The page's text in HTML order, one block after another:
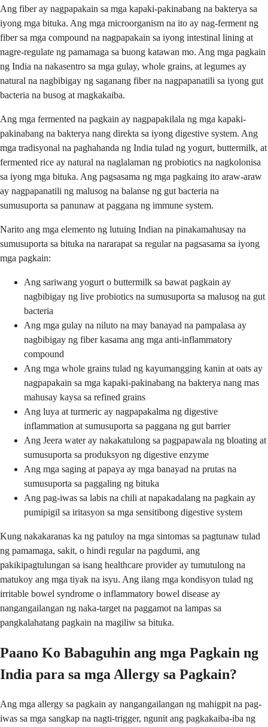
Ang fiber ay nagpapakain sa mga kapaki-pakinabang na bakterya sa
iyong mga bituka. Ang mga microorganism na ito ay nag-ferment ng
fiber sa mga compound na nagpapakain sa iyong intestinal lining at
nagre-regulate ng pamamaga sa buong katawan mo. Ang mga pagkain
ng India na nakasentro sa mga gulay, whole grains, at legumes ay
natural na nagbibigay ng saganang fiber na nagpapanatili sa iyong gut
bacteria na busog at magkakaiba.
Ang mga fermented na pagkain ay nagpapakilala ng mga kapaki-
pakinabang na bakterya nang direkta sa iyong digestive system. Ang
mga tradisyonal na paghahanda ng India tulad ng yogurt, buttermilk, at
fermented rice ay natural na naglalaman ng probiotics na nagkolonisa
sa iyong mga bituka. Ang pagsasama ng mga pagkaing ito araw-araw
ay nagpapanatili ng malusog na balanse ng gut bacteria na
sumusuporta sa panunaw at paggana ng immune system.
Narito ang mga elemento ng lutuing Indian na pinakamahusay na
sumusuporta sa bituka na nararapat sa regular na pagsasama sa iyong
mga pagkain:
Ang sariwang yogurt o buttermilk sa bawat pagkain ay
nagbibigay ng live probiotics na sumusuporta sa malusog na gut
bacteria
Ang mga gulay na niluto na may banayad na pampalasa ay
nagbibigay ng fiber kasama ang mga anti-inflammatory
compound
Ang mga whole grains tulad ng kayumangging kanin at oats ay
nagpapakain sa mga kapaki-pakinabang na bakterya nang mas
mahusay kaysa sa refined grains
Ang luya at turmeric ay nagpapakalma ng digestive
inflammation at sumusuporta sa paggana ng gut barrier
Ang Jeera water ay nakakatulong sa pagpapawala ng bloating at
sumusuporta sa produksyon ng digestive enzyme
Ang mga saging at papaya ay mga banayad na prutas na
sumusuporta sa paggaling ng bituka
Ang pag-iwas sa labis na chili at napakadalang na pagkain ay
pumipigil sa iritasyon sa mga sensitibong digestive system
Kung nakakaranas ka ng patuloy na mga sintomas sa pagtunaw tulad
ng pamamaga, sakit, o hindi regular na pagdumi, ang
pakikipagtulungan sa isang healthcare provider ay tumutulong na
matukoy ang mga tiyak na isyu. Ang ilang mga kondisyon tulad ng
irritable bowel syndrome o inflammatory bowel disease ay
nangangailangan ng naka-target na paggamot na lampas sa
pangkalahatang pagkain na magiliw sa bituka.
Paano Ko Babaguhin ang mga Pagkain ng
India para sa mga Allergy sa Pagkain?
Ang mga allergy sa pagkain ay nangangailangan ng mahigpit na pag-
iwas sa mga sangkap na nagti-trigger, ngunit ang pagkakaiba-iba ng